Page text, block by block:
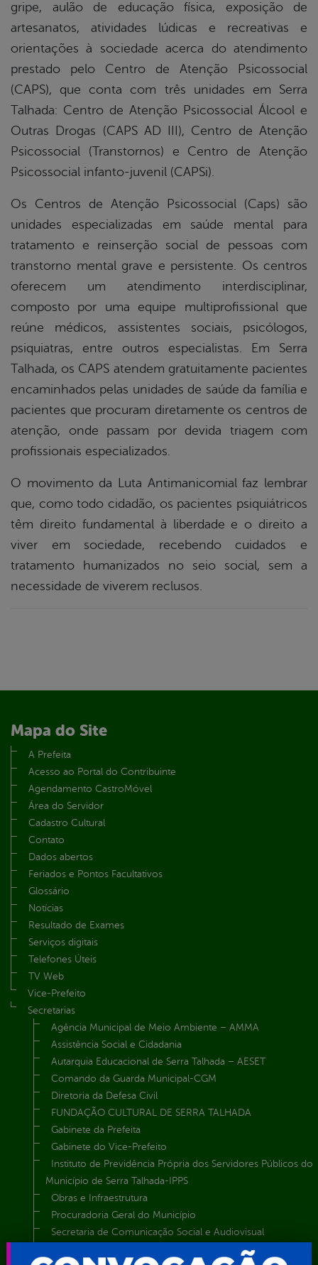
gripe, aulão de educação física, exposição de
artesanatos, atividades lúdicas e recreativas e
orientações à sociedade acerca do atendimento
prestado pelo Centro de Atenção Psicossocial
(CAPS), que conta com três unidades em Serra
Talhada: Centro de Atenção Psicossocial Álcool e
Outras Drogas (CAPS AD III), Centro de Atenção
Psicossocial (Transtornos) e Centro de Atenção
Psicossocial infanto-juvenil (CAPSi).
Os Centros de Atenção Psicossocial (Caps) são
unidades especializadas em saúde mental para
tratamento e reinserção social de pessoas com
transtorno mental grave e persistente. Os centros
oferecem um atendimento interdisciplinar,
composto por uma equipe multiprofissional que
reúne médicos, assistentes sociais, psicólogos,
psiquiatras, entre outros especialistas. Em Serra
Talhada, os CAPS atendem gratuitamente pacientes
encaminhados pelas unidades de saúde da família e
pacientes que procuram diretamente os centros de
atenção, onde passam por devida triagem com
profissionais especializados.
O movimento da Luta Antimanicomial faz lembrar
que, como todo cidadão, os pacientes psiquiátricos
têm direito fundamental à liberdade e o direito a
viver em sociedade, recebendo cuidados e
tratamento humanizados no seio social, sem a
necessidade de viverem reclusos.
Mapa do Site
A Prefeita
Acesso ao Portal do Contribuinte
Agendamento CastroMóvel
Área do Servidor
Cadastro Cultural
Contato
Dados abertos
Feriados e Pontos Facultativos
Glossário
Notícias
Resultado de Exames
Serviços digitais
Telefones Úteis
TV Web
Vice-Prefeito
Secretarias
Agência Municipal de Meio Ambiente – AMMA
Assistência Social e Cidadania
Autarquia Educacional de Serra Talhada – AESET
Comando da Guarda Municipal-CGM
Diretoria da Defesa Civil
FUNDAÇÃO CULTURAL DE SERRA TALHADA
Gabinete da Prefeita
Gabinete do Vice-Prefeito
Instituto de Previdência Própria dos Servidores Públicos do
Município de Serra Talhada-IPPS
Obras e Infraestrutura
Procuradoria Geral do Município
Secretaria de Comunicação Social e Audiovisual
Secretaria de Desenvolvimento Econômico e Turismo